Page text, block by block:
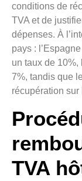
conditions de
TVA et de
dépenses. À
pays :
un taux de 10%,
7%, tandis que
récupération sur
TVA